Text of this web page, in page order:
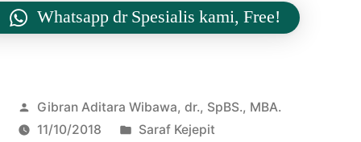
terjadi akibat : jepitan oleh […]
Posted
by
Gibran Aditara Wibawa, dr., SpBS., MBA.
11/10/2018
Posted
Saraf Kejepit
Whatsapp dr Spesialis kami, Free!